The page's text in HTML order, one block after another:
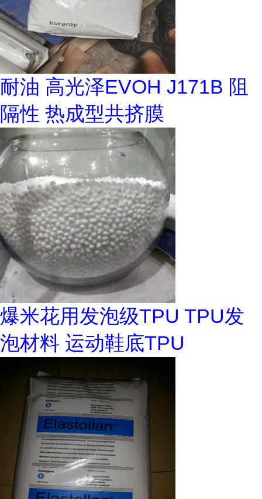
耐油 高光泽EVOH J171B 阻
隔性 热成型共挤膜
爆米花用发泡级TPU TPU发
泡材料 运动鞋底TPU